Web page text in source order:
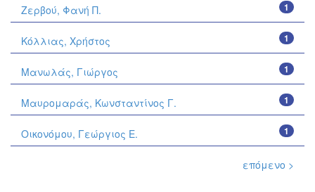
1
Ζερβού, Φανή Π.
1
Κόλλιας, Χρήστος
1
Μανωλάς, Γιώργος
1
Μαυρομαράς, Κωνσταντίνος Γ.
1
Οικονόμου, Γεώργιος Ε.
επόμενο >